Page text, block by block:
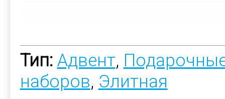
Тип: Адвент,
наборов, Элитная